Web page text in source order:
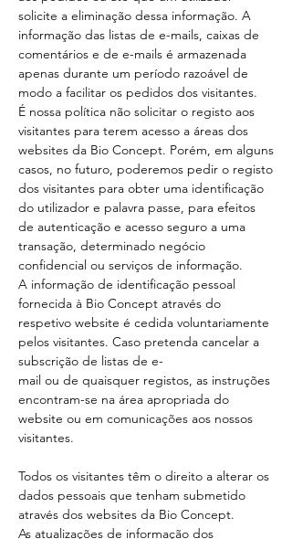
solicite a eliminação dessa informação. A
informação das listas de e-mails, caixas de
comentários e de e-mails é armazenada
apenas durante um período razoável de
modo a facilitar os pedidos dos visitantes.
É nossa política não solicitar o registo aos
visitantes para terem acesso a áreas dos
websites da Bio Concept. Porém, em alguns
casos, no futuro, poderemos pedir o registo
dos visitantes para obter uma identificação
do utilizador e palavra passe, para efeitos
de autenticação e acesso seguro a uma
transação, determinado negócio
confidencial ou serviços de informação.
A informação de identificação pessoal
fornecida à Bio Concept através do
respetivo website é cedida voluntariamente
pelos visitantes. Caso pretenda cancelar a
subscrição de listas de e-
mail ou de quaisquer registos, as instruções
encontram-se na área apropriada do
website ou em comunicações aos nossos
visitantes.
Todos os visitantes têm o direito a alterar os
dados pessoais que tenham submetido
através dos websites da Bio Concept.
As atualizações de informação dos